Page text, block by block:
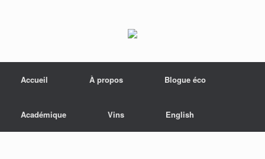
Accueil
À propos Blogue éco
Académique Vins English